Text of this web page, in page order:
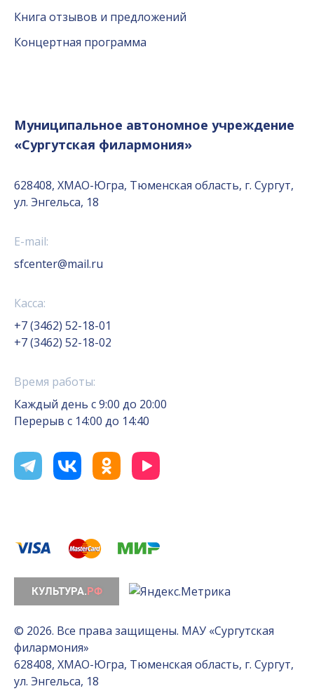
Книга отзывов и предложений
Концертная программа
Муниципальное автономное учреждение
«Сургутская филармония»
628408, ХМАО-Югра, Тюменская область, г. Сургут,
ул. Энгельса, 18
E-mail:
sfcenter@mail.ru
Касса:
+7 (3462) 52-18-01
+7 (3462) 52-18-02
Время работы:
Каждый день с 9:00 до 20:00
Перерыв с 14:00 до 14:40
© 2026. Все права защищены. МАУ «Сургутская
филармония»
628408, ХМАО-Югра, Тюменская область, г. Сургут,
ул. Энгельса, 18